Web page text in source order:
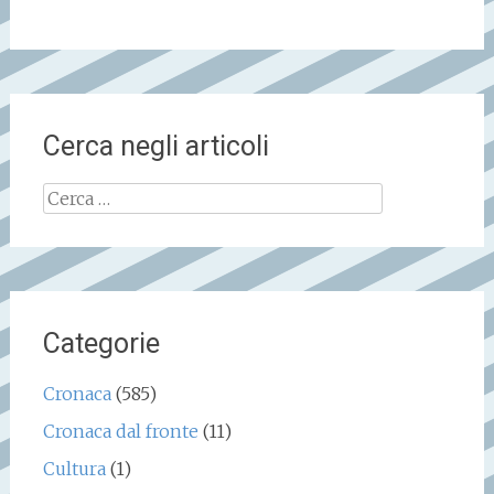
Cerca negli articoli
Ricerca
Categorie
Cronaca(585)
Cronaca dal fronte (11)
Cultura(1)